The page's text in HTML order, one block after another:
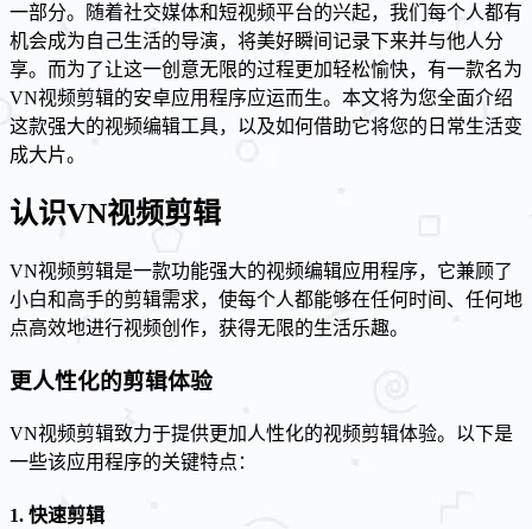
一部分。随着社交媒体和短视频平台的兴起，我们每个人都有
机会成为自己生活的导演，将美好瞬间记录下来并与他人分
享。而为了让这一创意无限的过程更加轻松愉快，有一款名为
VN视频剪辑的安卓应用程序应运而生。本文将为您全面介绍
这款强大的视频编辑工具，以及如何借助它将您的日常生活变
成大片。
认识VN视频剪辑
VN视频剪辑是一款功能强大的视频编辑应用程序，它兼顾了
小白和高手的剪辑需求，使每个人都能够在任何时间、任何地
点高效地进行视频创作，获得无限的生活乐趣。
更人性化的剪辑体验
VN视频剪辑致力于提供更加人性化的视频剪辑体验。以下是
一些该应用程序的关键特点：
1. 快速剪辑